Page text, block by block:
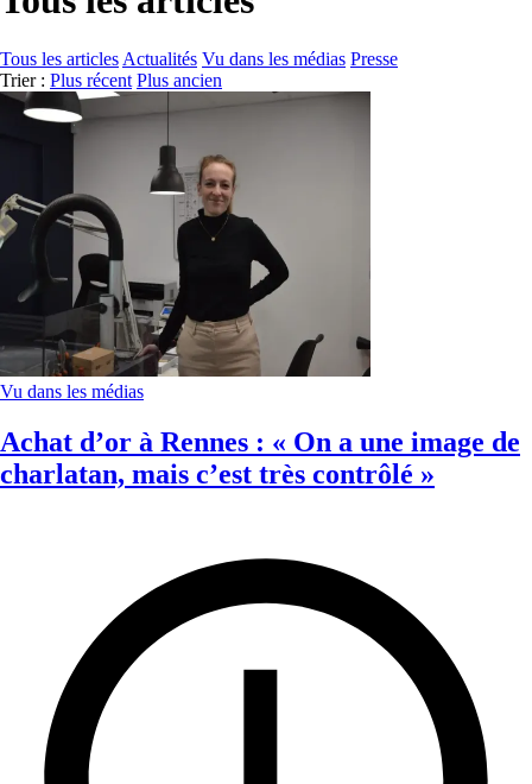
Tous les articles Actualités Vu dans les médias Presse
Trier : Plus récent Plus ancien
Vu dans les médias
Achat d’or à Rennes : « On a une image de
charlatan, mais c’est très contrôlé »